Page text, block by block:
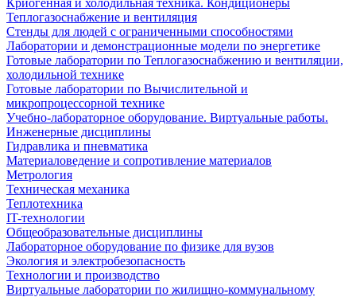
Криогенная и холодильная техника. Кондиционеры
Теплогазоснабжение и вентиляция
Стенды для людей с ограниченными способностями
Лаборатории и демонстрационные модели по энергетике
Готовые лаборатории по Теплогазоснабжению и вентиляции,
холодильной технике
Готовые лаборатории по Вычислительной и
микропроцессорной технике
Учебно-лабораторное оборудование. Виртуальные работы.
Инженерные дисциплины
Гидравлика и пневматика
Материаловедение и сопротивление материалов
Метрология
Техническая механика
Теплотехника
IT-технологии
Общеобразовательные дисциплины
Лабораторное оборудование по физике для вузов
Экология и электробезопасность
Технологии и производство
Виртуальные лаборатории по жилищно-коммунальному